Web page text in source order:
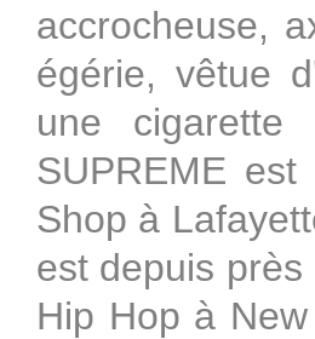
accrocheuse,
égérie, vêtue
une
SUPREME
Shop à
est depuis
Hip Hop à